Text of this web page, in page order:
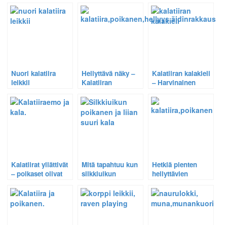
jättikalan –
Harvinainen
suureen kalaan –
Harvinainen
Nuori kalatiira
leikkii
Harvinainen
tilannekuva 53
Hellyttävä näky –
Kalatiiran
emonsa sylissä
Kalatiiran kalakieli
– Harvinainen
Kalatiirat yllättivät
– poikaset olivat
Mitä tapahtuu kun
silkkiuikun
liian suuren kalan
– Harvinainen
tilannevideo n:o 3
Hetkiä pienten
hellyttävien
ensimmäisestä
päivästä